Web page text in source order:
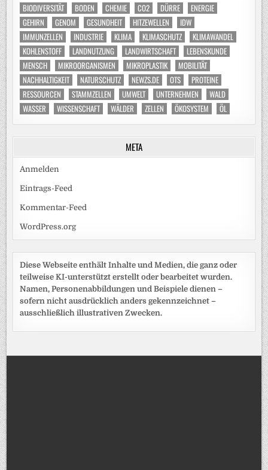
BIODIVERSITÄT
BODEN CHEMIE CO2 DÜRRE
ENERGIE
GEHIRN
GENOM GESUNDHEIT HITZEWELLEN
IDW
IMMUNZELLEN
INDUSTRIE KLIMA KLIMASCHUTZ
KLIMAWANDEL
KOHLENSTOFF
LANDNUTZUNG LANDWIRTSCHAFT
LEBENSKUNDE
MENSCH
MIKROORGANISMEN MIKROPLASTIK
MOBILITÄT
NACHHALTIGKEIT
NATURSCHUTZ NEWZS.DE OTS
PROTEINE
RESSOURCEN
STAMMZELLEN UMWELT UNTERNEHMEN
WALD
WASSER
WISSENSCHAFT WÄLDER ZELLEN ÖKOSYSTEM ÖL
META
Anmelden
Eintrags-Feed
Kommentar-Feed
WordPress.org
Diese Webseite enthält Inhalte und Medien, die ganz oder
teilweise KI-unterstützt erstellt oder bearbeitet wurden.
Namen, Personenabbildungen und Beispiele dienen –
sofern nicht ausdrücklich anders gekennzeichnet –
ausschließlich illustrativen Zwecken.